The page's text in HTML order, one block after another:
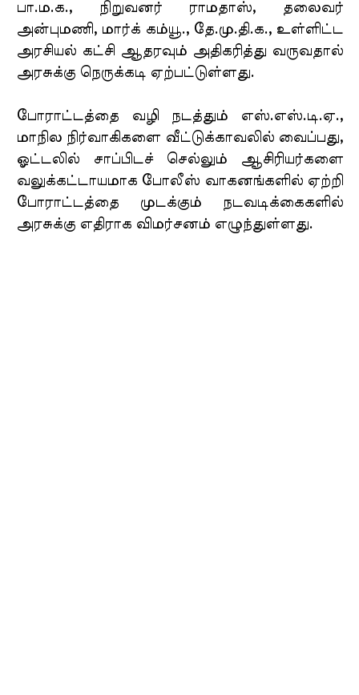
பா.ம.க., நிறுவனர் ராமதாஸ், தலைவர்
அன்புமணி, மார்க் கம்யூ., தே.மு.தி.க., உள்ளிட்ட
அரசியல் கட்சி ஆதரவும் அதிகரித்து வருவதால்
அரசுக்கு நெருக்கடி ஏற்பட்டுள்ளது.
போராட்டத்தை வழி நடத்தும் எஸ்.எஸ்.டி.ஏ.,
மாநில நிர்வாகிகளை வீட்டுக்காவலில் வைப்பது,
ஓட்டலில் சாப்பிடச் செல்லும் ஆசிரியர்களை
வலுக்கட்டாயமாக போலீஸ் வாகனங்களில் ஏற்றி
போராட்டத்தை முடக்கும் நடவடிக்கைகளில்
அரசுக்கு எதிராக விமர்சனம் எழுந்துள்ளது.